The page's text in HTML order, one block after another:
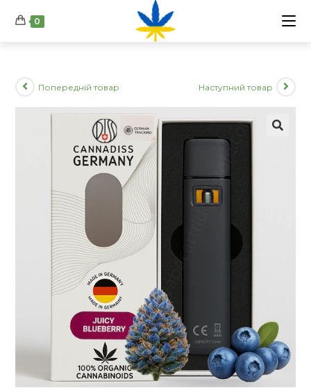
0
Попередній товар Наступний товар